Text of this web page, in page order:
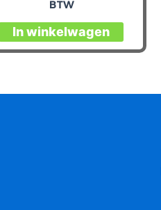
BTW
In winkelwagen